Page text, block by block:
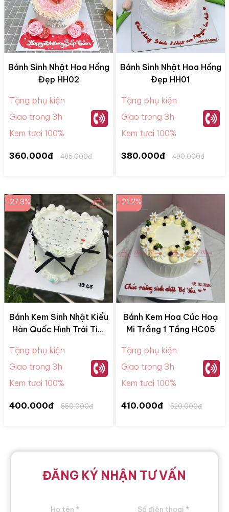
Bánh Sinh Nhật Hoa Hồng
Đẹp HH02
Tặng phụ kiện
Giao trong 3h
Kem tươi 100%
360.000đ 485.000đ
Bánh Sinh Nhật Hoa Hồng
Đẹp HH01
Tặng phụ kiện
Giao trong 3h
Kem tươi 100%
380.000đ 490.000đ
-27.3%
Bánh Kem Sinh Nhật Kiểu
Hàn Quốc Hình Trái Tim
Tặng phụ kiện
Giao trong 3h
Kem tươi 100%
400.000đ 550.000đ
-21.2%
Bánh Kem Hoa Cúc Hoạ
Mi Trắng 1 Tầng HC05
Tặng phụ kiện
Giao trong 3h
Kem tươi 100%
410.000đ 520.000đ
ĐĂNG KÝ NHẬN TƯ VẤN